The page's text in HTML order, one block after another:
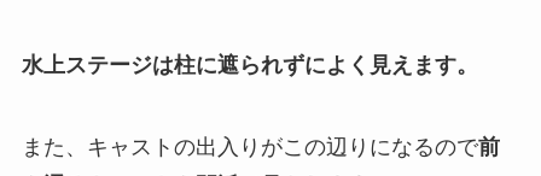
水上ステージは柱に遮られずによく見えます。
また、キャストの出入りがこの辺りになるので前